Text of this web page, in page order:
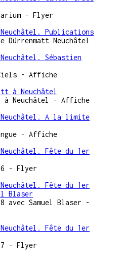
- Flyer
Dürrenmatt Neuchâtel
- Affiche
à Neuchâtel - Affiche
- Affiche
- Flyer
avec Samuel Blaser -
- Flyer